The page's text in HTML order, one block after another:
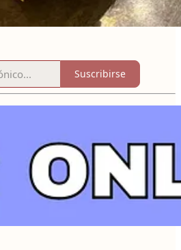
Suscribirse